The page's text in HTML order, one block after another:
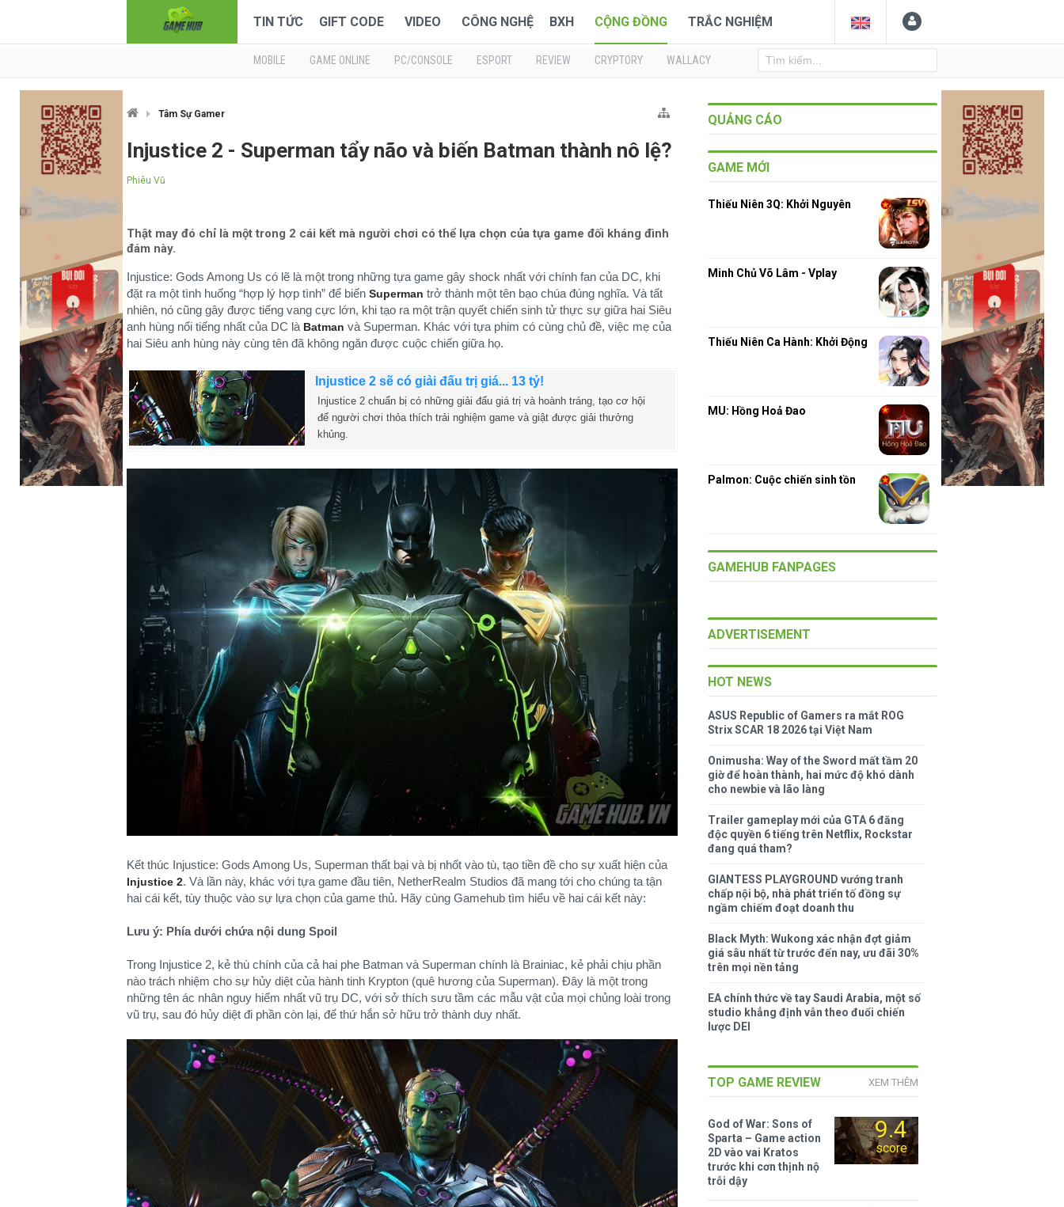
TIN TỨC GIFT CODE VIDEO CÔNG NGHỆ BXH CỘNG ĐỒNG TRẮC NGHIỆM
MOBILE GAME ONLINE PC/CONSOLE ESPORT REVIEW CRYPTORY WALLACY
Tâm Sự Gamer
Injustice 2 - Superman tẩy não và biến Batman thành nô lệ?
Phiêu Vũ
Thật may đó chỉ là một trong 2 cái kết mà người chơi có thể lựa chọn của tựa game đối kháng đình
đám này.
Injustice: Gods Among Us có lẽ là một trong những tựa game gây shock nhất với chính fan của DC, khi
đặt ra một tình huống “hợp lý hợp tình” để biến Superman trở thành một tên bạo chúa đúng nghĩa. Và tất
nhiên, nó cũng gây được tiếng vang cực lớn, khi tạo ra một trận quyết chiến sinh tử thực sự giữa hai Siêu
anh hùng nổi tiếng nhất của DC là Batman và Superman. Khác với tựa phim có cùng chủ đề, việc mẹ của
hai Siêu anh hùng này cùng tên đã không ngăn được cuộc chiến giữa họ.
Injustice 2 sẽ có giải đấu trị giá... 13 tỷ!
Injustice 2 chuẩn bị có những giải đấu giá trị và hoành tráng, tạo cơ hội
để người chơi thỏa thích trải nghiệm game và giật được giải thưởng
khủng.
Kết thúc Injustice: Gods Among Us, Superman thất bại và bị nhốt vào tù, tạo tiền đề cho sự xuất hiện của
Injustice 2. Và lần này, khác với tựa game đầu tiên, NetherRealm Studios đã mang tới cho chúng ta tận
hai cái kết, tùy thuộc vào sự lựa chọn của game thủ. Hãy cùng Gamehub tìm hiểu về hai cái kết này:
Lưu ý: Phía dưới chứa nội dung Spoil
Trong Injustice 2, kẻ thù chính của cả hai phe Batman và Superman chính là Brainiac, kẻ phải chịu phần
nào trách nhiệm cho sự hủy diệt của hành tinh Krypton (quê hương của Superman). Đây là một trong
những tên ác nhân nguy hiểm nhất vũ trụ DC, với sở thích sưu tầm các mẫu vật của mọi chủng loài trong
vũ trụ, sau đó hủy diệt đi phần còn lại, để thứ hắn sở hữu trở thành duy nhất.
QUẢNG CÁO
GAME MỚI
Thiếu Niên 3Q: Khởi Nguyên
Minh Chủ Võ Lâm - Vplay
Thiếu Niên Ca Hành: Khởi Động
MU: Hồng Hoả Đao
Palmon: Cuộc chiến sinh tồn
GAMEHUB FANPAGES
ADVERTISEMENT
HOT NEWS
ASUS Republic of Gamers ra mắt ROG
Strix SCAR 18 2026 tại Việt Nam
Onimusha: Way of the Sword mất tầm 20
giờ để hoàn thành, hai mức độ khó dành
cho newbie và lão làng
Trailer gameplay mới của GTA 6 đăng
độc quyền 6 tiếng trên Netflix, Rockstar
đang quá tham?
GIANTESS PLAYGROUND vướng tranh
chấp nội bộ, nhà phát triển tố đồng sự
ngầm chiếm đoạt doanh thu
Black Myth: Wukong xác nhận đợt giảm
giá sâu nhất từ trước đến nay, ưu đãi 30%
trên mọi nền tảng
EA chính thức về tay Saudi Arabia, một số
studio khẳng định vẫn theo đuổi chiến
lược DEI
TOP GAME REVIEW XEM THÊM
9.4
score
God of War: Sons of
Sparta – Game action
2D vào vai Kratos
trước khi cơn thịnh nộ
trỗi dậy